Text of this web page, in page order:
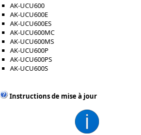
AK-UCU600
AK-UCU600E
AK-UCU600ES
AK-UCU600MC
AK-UCU600MS
AK-UCU600P
AK-UCU600PS
AK-UCU600S
Instructions de mise à jour